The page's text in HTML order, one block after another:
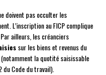
doivent pas occulter les
L’inscription au FICP complique
ailleurs, les créanciers
sur les biens et revenus du
la quotité saisissable
du Code du travail).